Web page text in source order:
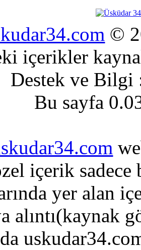
©
içerikler
Destek ve
Bu sayfa
içerik sadece
yer alan
alıntı(kaynak